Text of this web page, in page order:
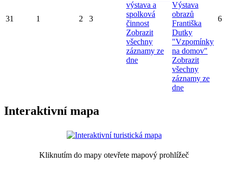
31 1 2 3
výstava a
spolková
činnost
Zobrazit
všechny
záznamy ze
dne
Výstava
obrazů
Františka
Dutky
"Vzpomínky
na domov"
Zobrazit
všechny
záznamy ze
dne
6
Interaktivní mapa
Kliknutím do mapy otevřete mapový prohlížeč